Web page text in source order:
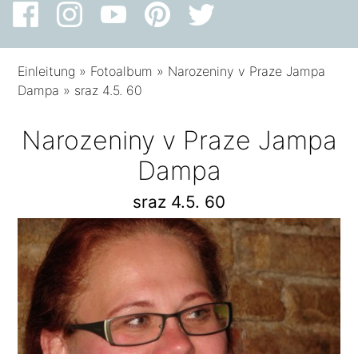
Einleitung » Fotoalbum » Narozeniny v Praze Jampa
Dampa » sraz 4.5. 60
Narozeniny v Praze Jampa
Dampa
sraz 4.5. 60